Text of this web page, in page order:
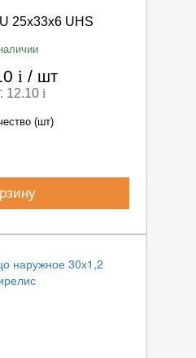
25х33х6 UHS
i / шт
12.10i
(шт)